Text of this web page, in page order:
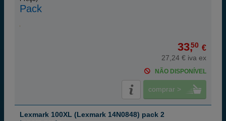
Pack
33,50 €
27,24 € iva ex
NÃO DISPONÍVEL
comprar >
Lexmark 100XL (Lexmark 14N0848) pack 2